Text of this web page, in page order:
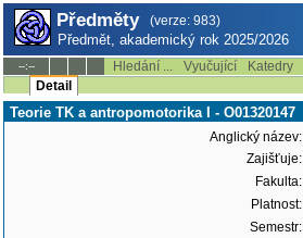
Předměty (verze: 983)
Předmět, akademický rok 2025/2026
--:-- Hledání ... Vyučující Katedry
Detail
Teorie TK a antropomotorika I - O01320147
Anglický název:
Zajišťuje:
Fakulta:
Platnost:
Semestr: